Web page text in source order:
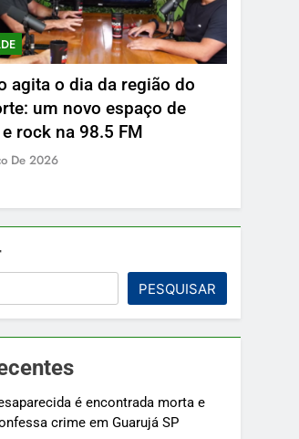
agita o dia da região do
um novo espaço de
rock na 98.5 FM
De 2026
PESQUISAR
é encontrada morta e
crime em Guarujá SP